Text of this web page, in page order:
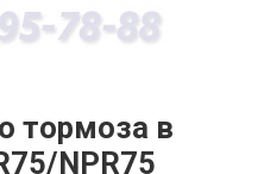
тормоза в
NPR75